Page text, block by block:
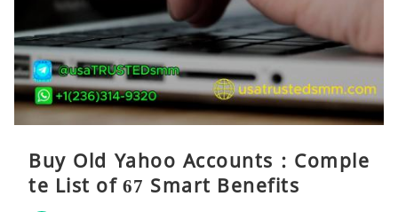
Buy Old Yahoo Accounts : Comple
te List of 67 Smart Benefits